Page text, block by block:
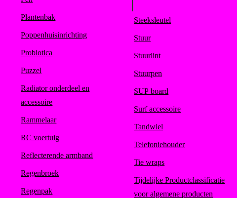
Plantenbak
Poppenhuisinrichting
Probiotica
Puzzel
Radiator onderdeel en
accessoire
Rammelaar
RC voertuig
Reflecterende armband
Regenbroek
Regenpak
Steeksleutel
Stuur
Stuurlint
Stuurpen
SUP board
Surf accessoire
Tandwiel
Telefoniehouder
Tie wraps
Tijdelijke Productclassificatie
voor algemene producten